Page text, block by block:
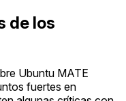
de los
Ubuntu MATE
fuertes en